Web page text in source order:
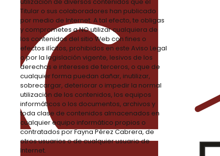
utilización de diversos contenidos que el
Titular o sus colaboradores han publicado
por medio de Internet. A tal efecto, te obligas
y comprometes a NO utilizar cualquiera de
los contenidos del sitio Web con fines o
efectos ilícitos, prohibidos en este Aviso Legal
o por la legislación vigente, lesivos de los
derechos e intereses de terceros, o que de
cualquier forma puedan dañar, inutilizar,
sobrecargar, deteriorar o impedir la normal
utilización de los contenidos, los equipos
informáticos o los documentos, archivos y
toda clase de contenidos almacenados en
cualquier equipo informático propios o
contratados por Fayna Pérez Cabrera, de
otros usuarios o de cualquier usuario de
Internet.